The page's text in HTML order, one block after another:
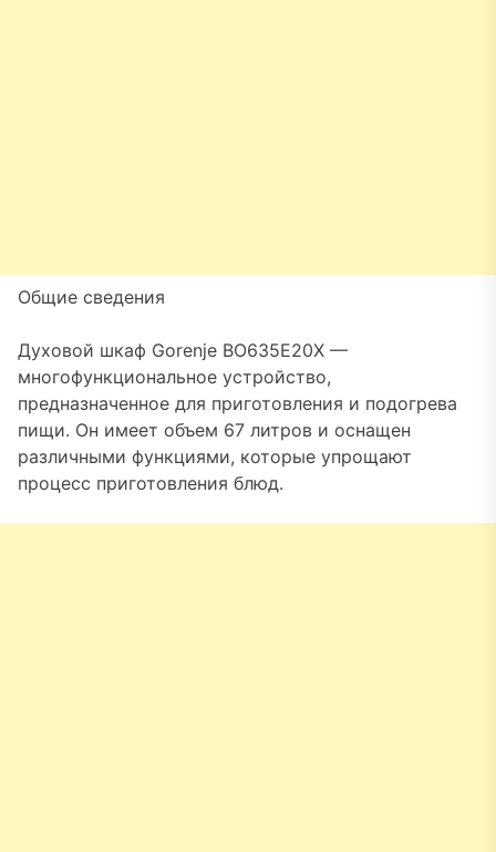
Общие сведения
Духовой шкаф Gorenje BO635E20X —
многофункциональное устройство,
предназначенное для приготовления и подогрева
пищи. Он имеет объем 67 литров и оснащен
различными функциями, которые упрощают
процесс приготовления блюд.